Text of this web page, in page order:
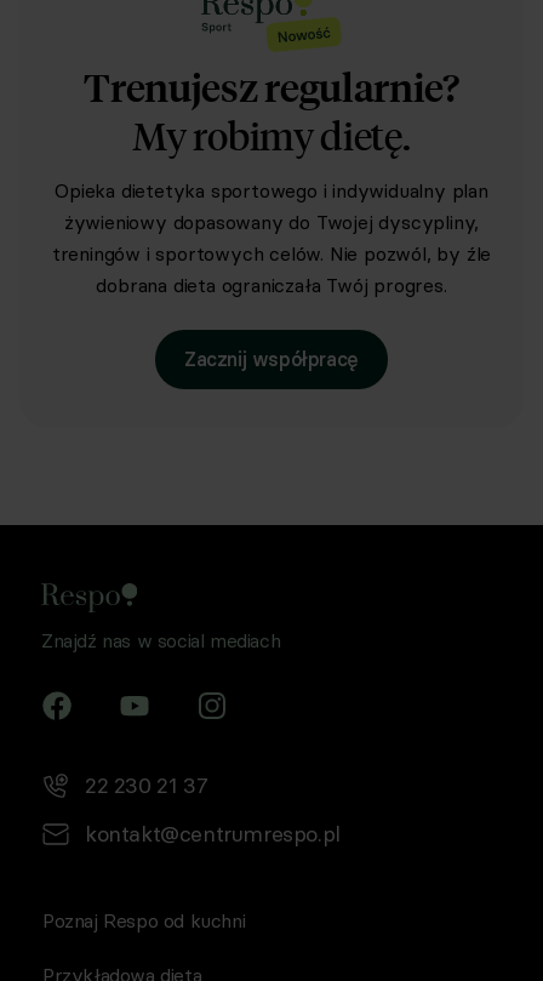
Trenujesz regularnie?
My robimy dietę.
Opieka dietetyka sportowego i indywidualny plan
żywieniowy dopasowany do Twojej dyscypliny,
treningów i sportowych celów. Nie pozwól, by źle
dobrana dieta ograniczała Twój progres.
Zacznij współpracę
Znajdź nas w social mediach
22 230 21 37
kontakt@centrumrespo.pl
Poznaj Respo od kuchni
Przykładowa dieta